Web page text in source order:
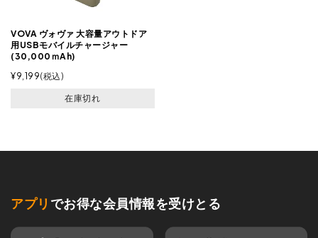
VOVA ヴォヴァ 大容量アウトドア
用USBモバイルチャージャー
(30,000ｍAh)
¥9,199 税込
在庫切れ
アプリ でお得な会員情報を受けとる